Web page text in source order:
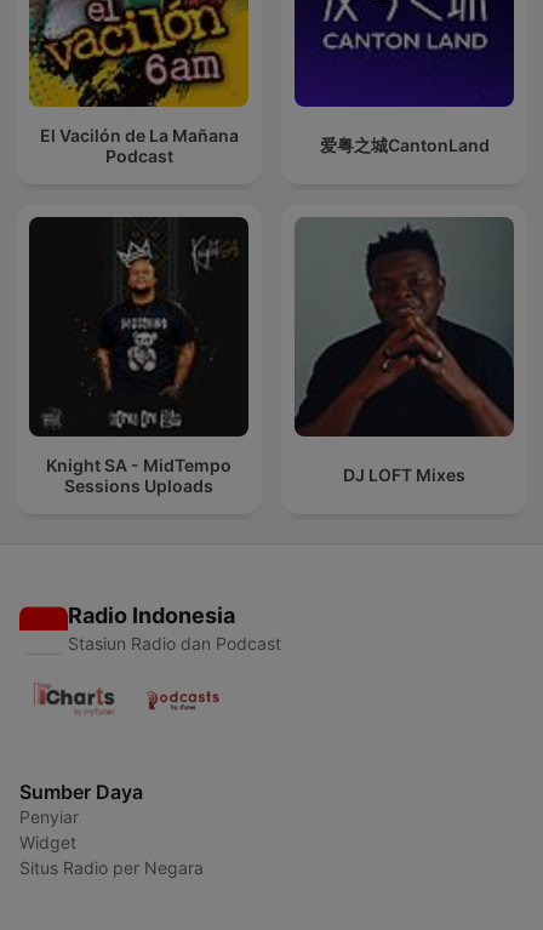
El Vacilón de La Mañana
Podcast
爱粤之城CantonLand
Knight SA - MidTempo
Sessions Uploads
DJ LOFT Mixes
Radio Indonesia
Stasiun Radio dan Podcast
Sumber Daya
Penyiar
Widget
Situs Radio per Negara